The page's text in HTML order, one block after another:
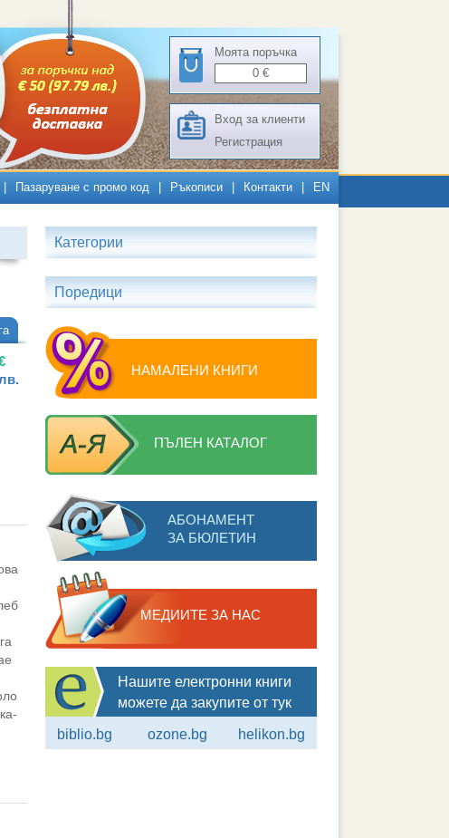
Моята поръчка
0 €
Вход за клиенти
Регистрация
Пазаруване с промо код Ръкописи Контакти EN
Категории
Поредици
НАМАЛЕНИ КНИГИ
ПЪЛЕН КАТАЛОГ
АБОНАМЕНТ
ЗА БЮЛЕТИН
МЕДИИТЕ ЗА НАС
Нашите електронни книги
можете да закупите от тук
biblio.bg ozone.bg helikon.bg